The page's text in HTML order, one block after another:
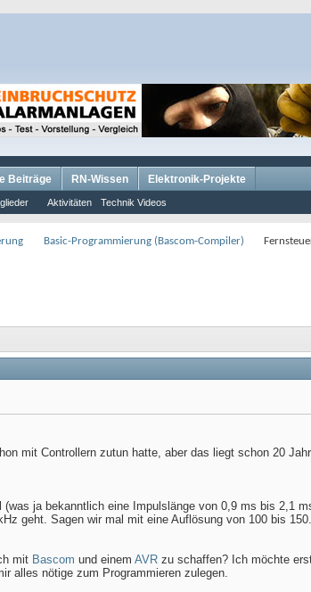
Aktivitäten Technik Videos
Beiträge RN-Wissen Elektronik-Projekte
Basic-Programmierung (Bascom-Compiler)
mit Controllern zutun hatte, aber das liegt schon 20
(was ja bekanntlich eine Impulslänge von 0,9 ms bis 2,1
geht. Sagen wir mal mit eine Auflösung von 100 bis 150.
mit Bascom und einem AVR zu schaffen? Ich möchte
alles nötige zum Programmieren zulegen.